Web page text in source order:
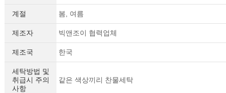
계절 봄, 여름
제조자 빅앤조이 협력업체
제조국 한국
세탁방법 및
취급시 주의
사항
같은 색상끼리 찬물세탁